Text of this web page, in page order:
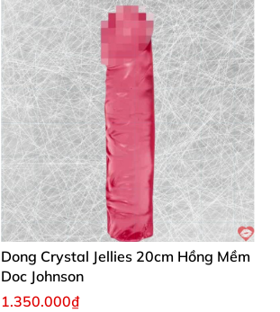
Dong Crystal Jellies 20cm Hồng Mềm
Doc Johnson
1.350.000₫